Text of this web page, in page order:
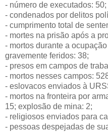
- número de executados: 50;
- condenados por delitos
- cumprimento total de
- mortes na prisão após a
- mortos durante a
gravemente feridos: 38;
- presos em campos de
- mortos nesses campos:
- eslovacos enviados à
- mortos na fronteira por
15; explosão de mina: 2;
- religiosos enviados para
- pessoas despejadas de